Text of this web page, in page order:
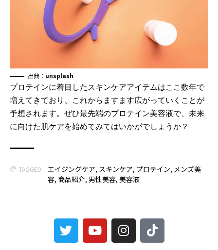
出典： unsplash
プロテインに着目したスキンケアアイテムはここ数年で
増えてきており、これからますます広がっていくことが
予想されます。ぜひ最先端のプロテイン美容液で、未来
に向けた肌ケアを始めてみてはいかがでしょうか？
TAGGED: エイジングケア, スキンケア, プロテイン, メンズ美
容, 商品紹介, 男性美容, 美容液